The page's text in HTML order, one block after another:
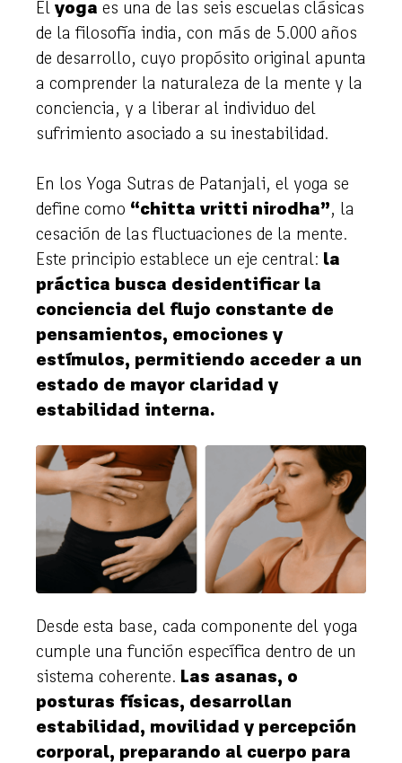
El yoga es una de las seis escuelas clásicas
de la filosofía india, con más de 5.000 años
de desarrollo, cuyo propósito original apunta
a comprender la naturaleza de la mente y la
conciencia, y a liberar al individuo del
sufrimiento asociado a su inestabilidad.
En los Yoga Sutras de Patanjali, el yoga se
define como “chitta vritti nirodha”, la
cesación de las fluctuaciones de la mente.
Este principio establece un eje central: la
práctica busca desidentificar la
conciencia del flujo constante de
pensamientos, emociones y
estímulos, permitiendo acceder a un
estado de mayor claridad y
estabilidad interna.
Desde esta base, cada componente del yoga
cumple una función específica dentro de un
sistema coherente. Las asanas, o
posturas físicas, desarrollan
estabilidad, movilidad y percepción
corporal, preparando al cuerpo para